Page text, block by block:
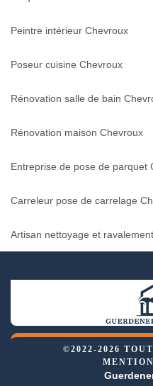
Peintre intérieur Chevroux
Poseur cuisine Chevroux
Rénovation salle de bain
Rénovation maison Chevroux
Entreprise de pose de parquet
Carreleur pose de carrelage
Artisan nettoyage et
©2022-2026